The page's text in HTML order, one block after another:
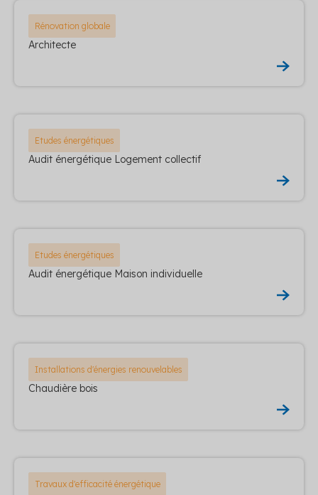
Rénovation globale
Architecte
Etudes énergétiques
Audit énergétique Logement collectif
Etudes énergétiques
Audit énergétique Maison individuelle
Installations d'énergies renouvelables
Chaudière bois
Travaux d'efficacité énergétique